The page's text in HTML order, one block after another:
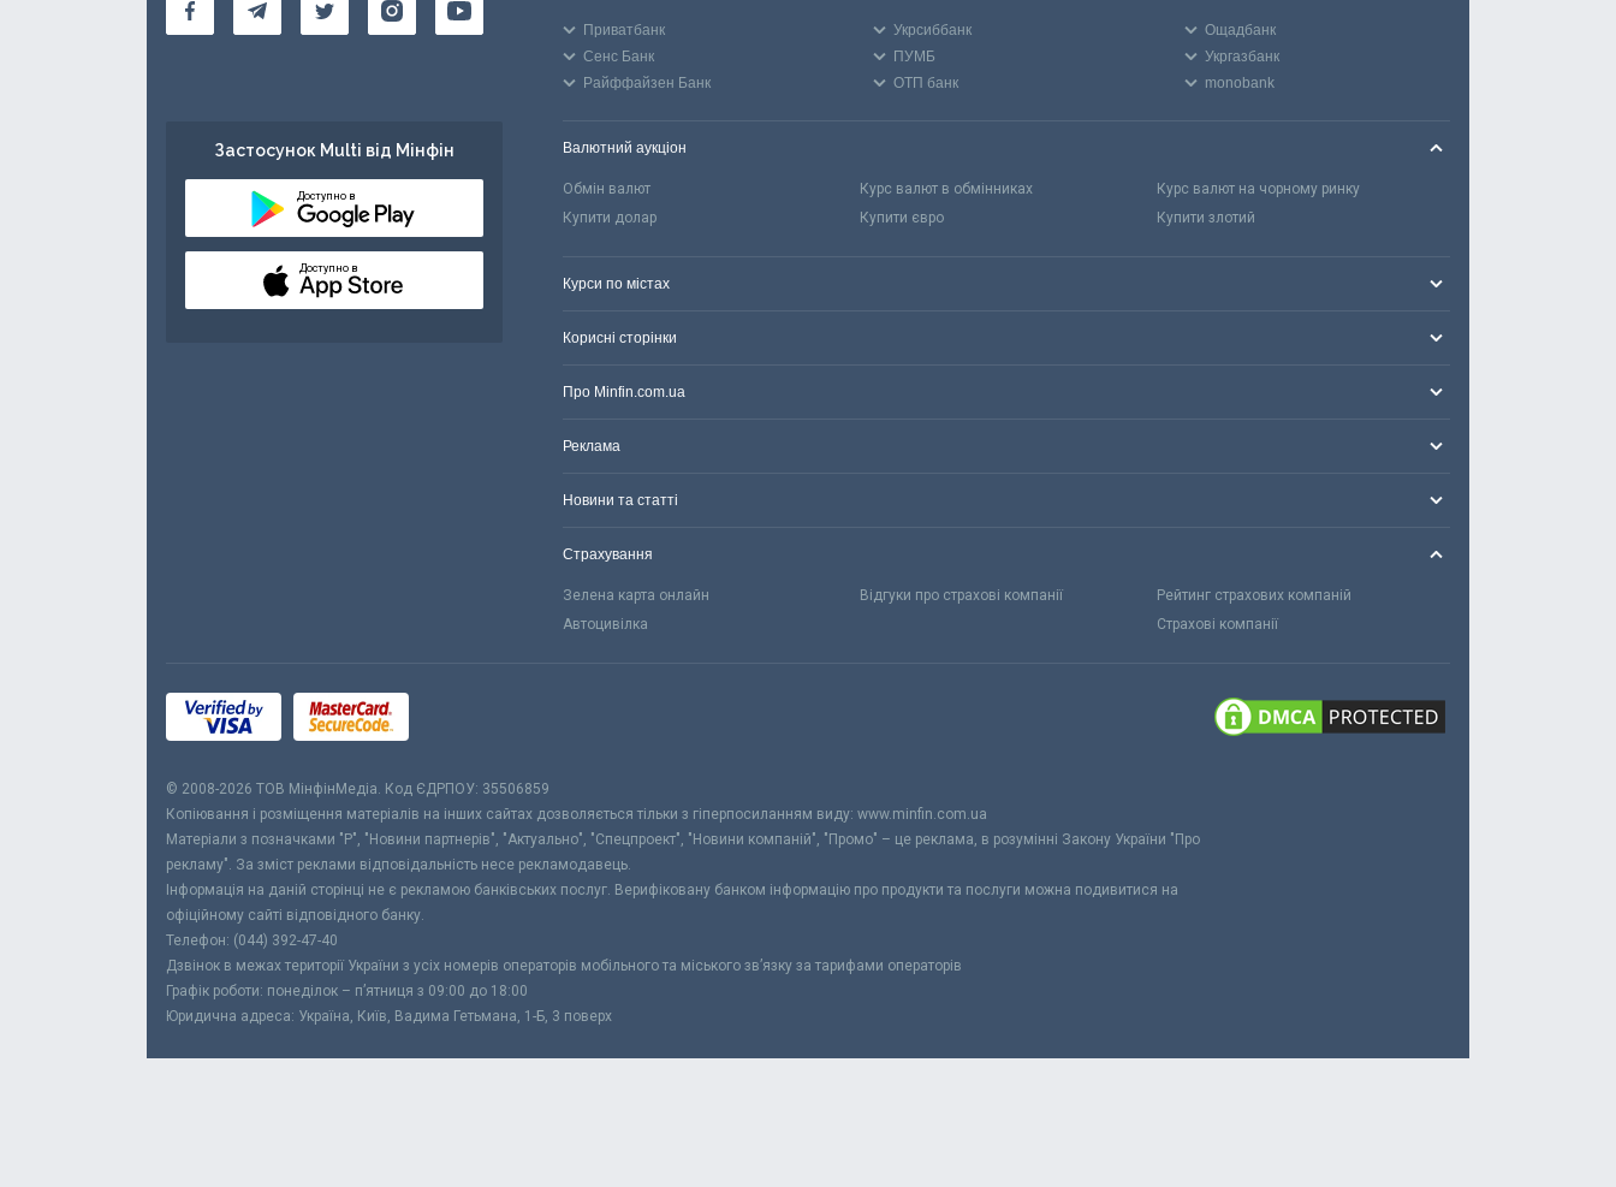
Застосунок Multi від Мінфін
Доступно в
Доступно в
Приватбанк Укрсиббанк
Ощадбанк
Сенс Банк
ПУМБ
Укргазбанк
Райффайзен Банк
ОТП банк monobank
Валютний аукціон
Обмін валют Курс валют в обмінниках
Курс валют на чорному ринку
Купити долар
Купити євро Купити злотий
Курси по містах
Корисні сторінки
Про Minfin.com.ua
Реклама
Новини та статті
Страхування
Зелена карта онлайн Відгуки про страхові компанії
Рейтинг страхових компаній
Автоцивілка
Страхові компанії
© 2008-2026 ТОВ МiнфiнМедiа. Код ЄДРПОУ: 35506859
Копіювання і розміщення матеріалів на інших сайтах дозволяється тільки з гіперпосиланням виду: www.minfin.com.ua
Матеріали з позначками "Р", "Новини партнерів", "Актуально", "Спецпроект", "Новини компаній", "Промо" – це реклама, в розумінні Закону України "Про
рекламу". За зміст реклами відповідальність несе рекламодавець.
Інформація на даній сторінці не є рекламою банківських послуг. Верифіковану банком інформацію про продукти та послуги можна подивитися на
офіційному сайті відповідного банку.
Телефон: (044) 392-47-40
Дзвінок в межах території України з усіх номерів операторів мобільного та міського зв’язку за тарифами операторів
Графік роботи: понеділок – п’ятниця з 09:00 до 18:00
Юридична адреса: Україна, Київ, Вадима Гетьмана, 1-Б, 3 поверх